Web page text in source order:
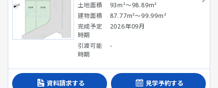
土地面積
93m²～98.89m²
建物面積
87.77m²～99.99m²
完成予定
時期
2026年09月
引渡可能
時期
-
資料請求する 見学予約する